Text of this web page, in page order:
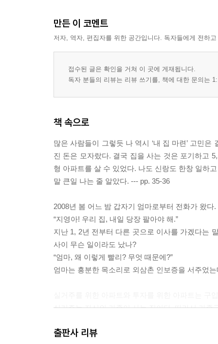
만든 이 코멘트
저자, 역자, 편집자를 위한 공간입니다. 독자들에게 전하
접수된 글은 확인을 거쳐 이 곳에 게재됩니다.
독자 분들의 리뷰는 리뷰 쓰기를, 책에 대한 문의는
책 속으로
많은 사람들이 그렇듯 나 역시 ‘내 집 마련’ 고민
진 돈은 모자랐다. 결국 집을 사는 것은 포기하고
형 아파트를 살 수 있었다. 나도 신랑도 한창 일하
말 큰일 나는 줄 알았다. --- pp. 35-36
2008년 봄 어느 밤 갑자기 엄마로부터 전화가 왔
“지영아! 우리 집, 내일 당장 팔아야 해.”
지난 1, 2년 전부터 다른 곳으로 이사를 가겠다는
사이 무슨 일이라도 났나?
“엄마, 왜 이렇게 빨리? 무엇 때문에?”
엄마는 흥분한 목소리로 외삼촌 인보증을 서주었
실거주는 자신의 가족이 사는 집이다. 따라서 가
그런데 사람들은 몇 년 후 내 집이 다른 집보다 값
출판사 리뷰